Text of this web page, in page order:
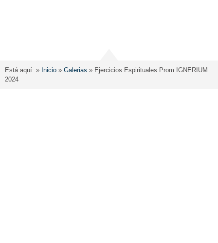
Está aquí: » Inicio » Galerias » Ejercicios Espirituales Prom IGNERIUM
2024